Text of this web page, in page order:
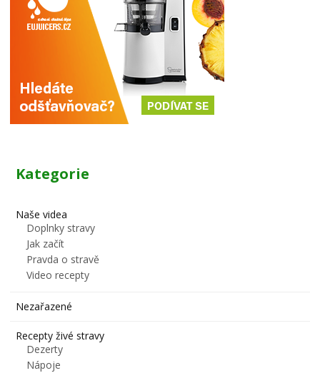
Kategorie
Naše videa
Doplnky stravy
Jak začít
Pravda o stravě
Video recepty
Nezařazené
Recepty živé stravy
Dezerty
Nápoje